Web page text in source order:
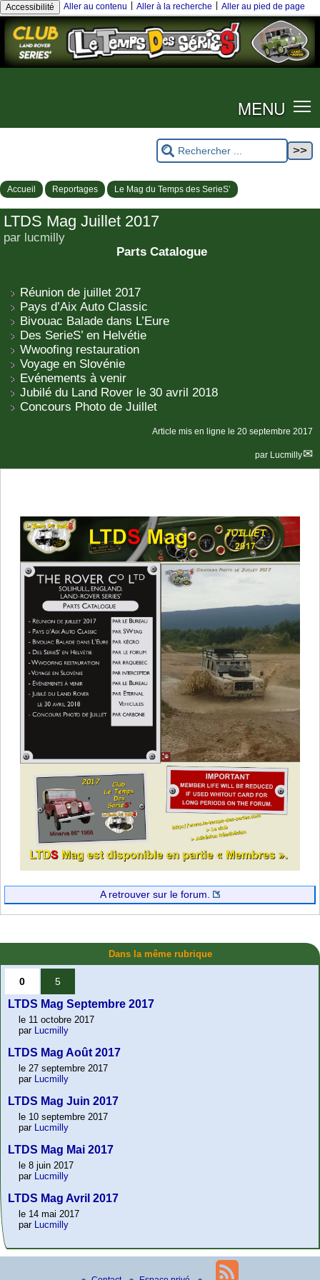
Accessibilité Aller au contenu Aller à la recherche Aller au pied de page
MENU
Accueil Reportages Le Mag du Temps des SerieS’
LTDS Mag Juillet 2017
par lucmilly
Parts Catalogue
Réunion de juillet 2017
Pays d’Aix Auto Classic
Bivouac Balade dans L’Eure
Des SerieS’ en Helvétie
Wwoofing restauration
Voyage en Slovénie
Evénements à venir
Jubilé du Land Rover le 30 avril 2018
Concours Photo de Juillet
Article mis en ligne le 20 septembre 2017
par Lucmilly
A retrouver sur le forum.
Dans la même rubrique
0 5
LTDS Mag Septembre 2017
le 11 octobre 2017
par Lucmilly
LTDS Mag Août 2017
le 27 septembre 2017
par Lucmilly
LTDS Mag Juin 2017
le 10 septembre 2017
par Lucmilly
LTDS Mag Mai 2017
le 8 juin 2017
par Lucmilly
LTDS Mag Avril 2017
le 14 mai 2017
par Lucmilly